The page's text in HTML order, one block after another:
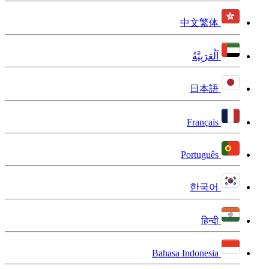
中文繁体
اَلْعَرَبِيَّةُ
日本語
Français
Português
한국어
हिन्दी
Bahasa Indonesia